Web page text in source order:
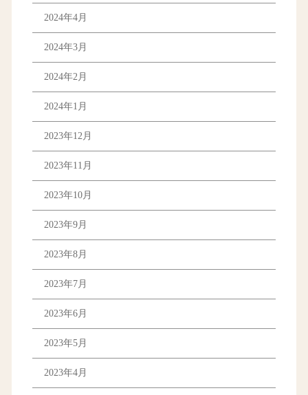
2024年4月
2024年3月
2024年2月
2024年1月
2023年12月
2023年11月
2023年10月
2023年9月
2023年8月
2023年7月
2023年6月
2023年5月
2023年4月